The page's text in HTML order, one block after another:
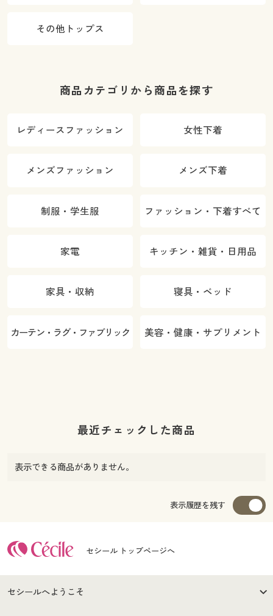
その他トップス
商品カテゴリから商品を探す
レディースファッション 女性下着
メンズファッション メンズ下着
制服・学生服 ファッション・下着すべて
家電 キッチン・雑貨・日用品
家具・収納 寝具・ベッド
カーテン・ラグ・ファブリック 美容・健康・サプリメント
最近チェックした商品
表示できる商品がありません。
表示履歴を残す
セシール トップページへ
セシールへようこそ